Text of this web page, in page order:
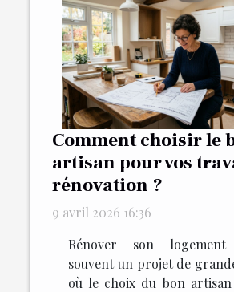
Comment choisir le
artisan pour vos
rénovation ?
9 avril 2026 16:36
Rénover son logement
souvent un projet de
où le choix du bon